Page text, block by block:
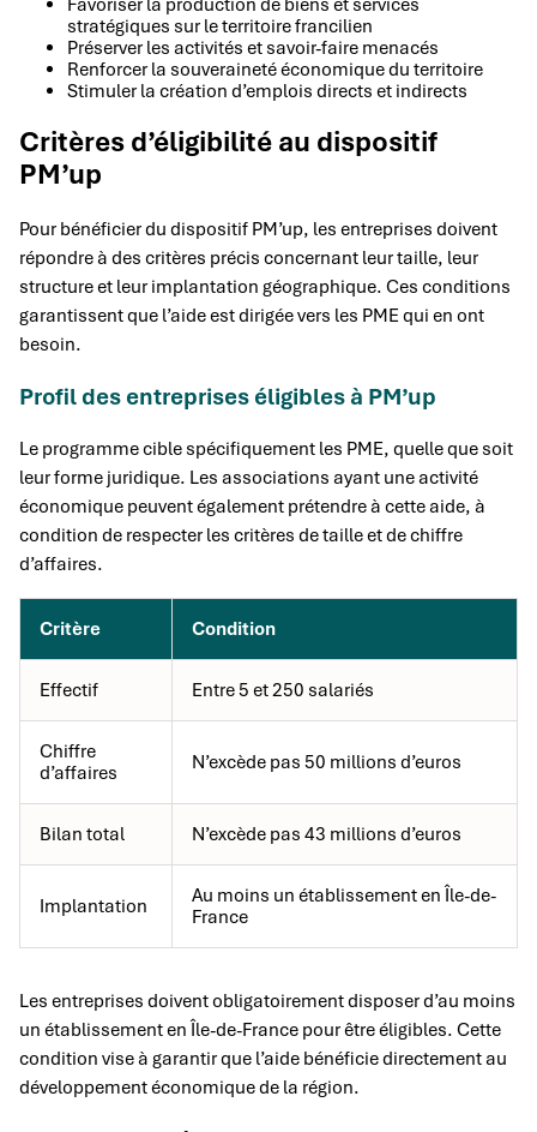
Favoriser la production de biens et services
stratégiques sur le territoire francilien
Préserver les activités et savoir-faire menacés
Renforcer la souveraineté économique du territoire
Stimuler la création d’emplois directs et indirects
Critères d’éligibilité au dispositif
PM’up
Pour bénéficier du dispositif PM’up, les entreprises doivent
répondre à des critères précis concernant leur taille, leur
structure et leur implantation géographique. Ces conditions
garantissent que l’aide est dirigée vers les PME qui en ont
besoin.
Profil des entreprises éligibles à PM’up
Le programme cible spécifiquement les PME, quelle que soit
leur forme juridique. Les associations ayant une activité
économique peuvent également prétendre à cette aide, à
condition de respecter les critères de taille et de chiffre
d’affaires.
Critère Condition
Effectif Entre 5 et 250 salariés
Chiffre
d’affaires
N’excède pas 50 millions d’euros
Bilan total N’excède pas 43 millions d’euros
Implantation
Au moins un établissement en Île-de-
France
Les entreprises doivent obligatoirement disposer d’au moins
un établissement en Île-de-France pour être éligibles. Cette
condition vise à garantir que l’aide bénéficie directement au
développement économique de la région.